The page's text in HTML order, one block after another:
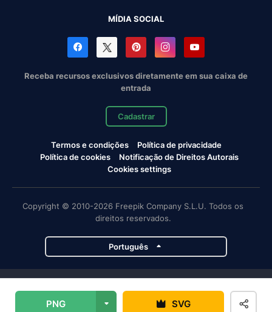
PNG SVG
MÍDIA SOCIAL
Receba recursos exclusivos diretamente em sua caixa de
entrada
Cadastrar
Termos e condições
Política de privacidade
Política de cookies
Notificação de Direitos Autorais
Cookies settings
Copyright © 2010-2026 Freepik Company S.L.U. Todos os
direitos reservados.
Português